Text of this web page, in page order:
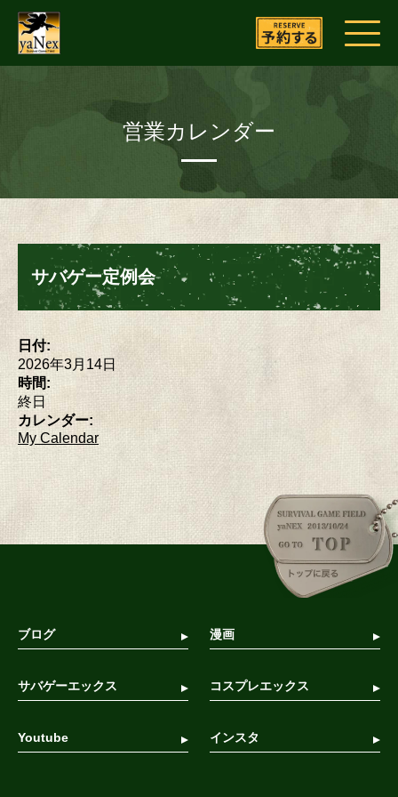
営業カレンダー
サバゲー定例会
日付:
2026年3月14日
時間:
終日
カレンダー:
My Calendar
ブログ 漫画
サバゲーエックス コスプレエックス
Youtube インスタ